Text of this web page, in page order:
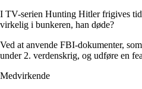
I TV-serien Hunting Hitler frigives
virkelig i bunkeren, han døde?
Ved at anvende FBI-dokumenter,
under 2. verdenskrig, og udføre en
Medvirkende